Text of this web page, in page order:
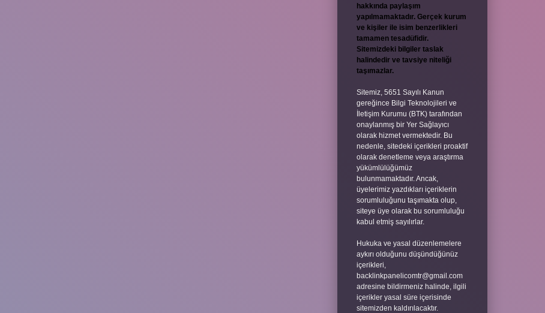
hakkında paylaşım
yapılmamaktadır. Gerçek kurum
ve kişiler ile isim benzerlikleri
tamamen tesadüfidir.
Sitemizdeki bilgiler taslak
halindedir ve tavsiye niteliği
taşımazlar.
Sitemiz, 5651 Sayılı Kanun
gereğince Bilgi Teknolojileri ve
İletişim Kurumu (BTK) tarafından
onaylanmış bir Yer Sağlayıcı
olarak hizmet vermektedir. Bu
nedenle, sitedeki içerikleri proaktif
olarak denetleme veya araştırma
yükümlülüğümüz
bulunmamaktadır. Ancak,
üyelerimiz yazdıkları içeriklerin
sorumluluğunu taşımakta olup,
siteye üye olarak bu sorumluluğu
kabul etmiş sayılırlar.
Hukuka ve yasal düzenlemelere
aykırı olduğunu düşündüğünüz
içerikleri,
backlinkpanelicomtr@gmail.com
adresine bildirmeniz halinde, ilgili
içerikler yasal süre içerisinde
sitemizden kaldırılacaktır.